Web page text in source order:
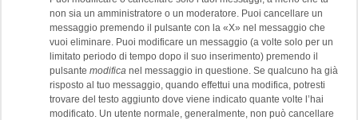
non sia un amministratore o un moderatore. Puoi cancellare un
messaggio premendo il pulsante con la «X» nel messaggio che
vuoi eliminare. Puoi modificare un messaggio (a volte solo per un
limitato periodo di tempo dopo il suo inserimento) premendo il
pulsante modifica nel messaggio in questione. Se qualcuno ha già
risposto al tuo messaggio, quando effettui una modifica, potresti
trovare del testo aggiunto dove viene indicato quante volte l’hai
modificato. Un utente normale, generalmente, non può cancellare